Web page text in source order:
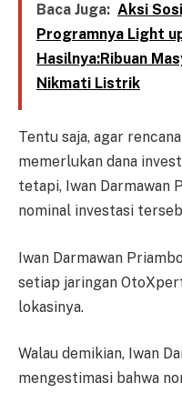
Baca Juga: Aksi
Programnya Light
Hasilnya:Ribuan
Nikmati Listrik
Tentu saja, agar
memerlukan dana
tetapi, Iwan Darmawan
nominal investasi
Iwan Darmawan
setiap jaringan
lokasinya.
Walau demikian, Iwan
mengestimasi bahwa